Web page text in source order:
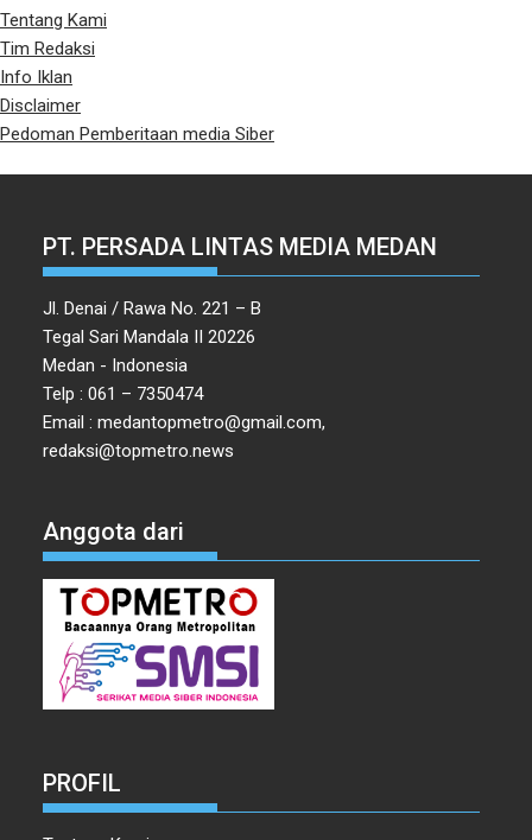
Tentang Kami
Tim Redaksi
Info Iklan
Disclaimer
Pedoman Pemberitaan media Siber
PT. PERSADA LINTAS MEDIA MEDAN
Jl. Denai / Rawa No. 221 – B
Tegal Sari Mandala II 20226
Medan - Indonesia
Telp : 061 – 7350474
Email : medantopmetro@gmail.com,
redaksi@topmetro.news
Anggota dari
PROFIL